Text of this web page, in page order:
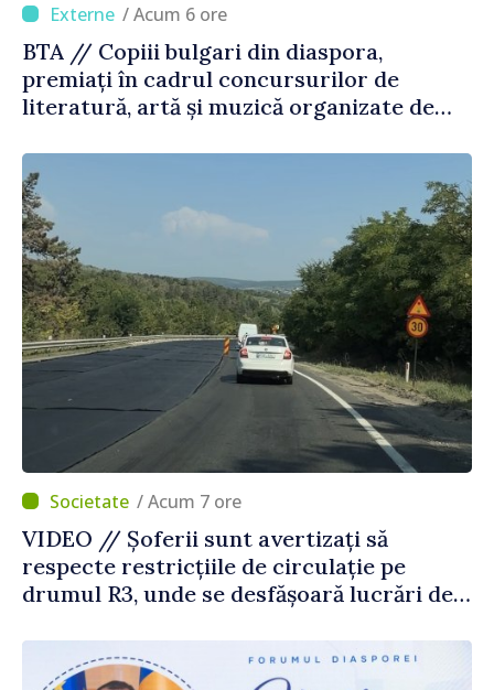
/ Acum 6 ore
BTA // Copiii bulgari din diaspora,
premiați în cadrul concursurilor de
literatură, artă și muzică organizate de
Străinătate
/ Acum 7 ore
VIDEO // Șoferii sunt avertizați să
respecte restricțiile de circulație pe
drumul R3, unde se desfășoară lucrări de